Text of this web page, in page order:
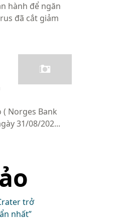
hành để ngăn
đã cắt giảm
Norges Bank
31/08/202...
trở
nhất”